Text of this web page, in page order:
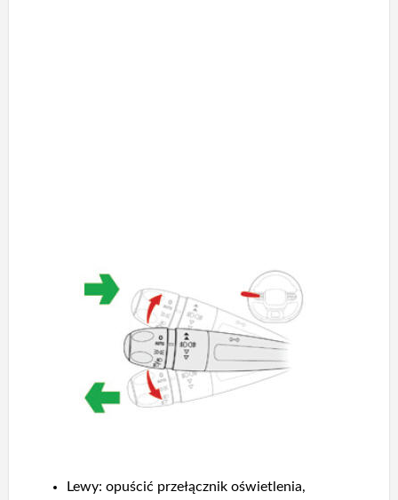
Lewy: opuścić przełącznik oświetlenia,